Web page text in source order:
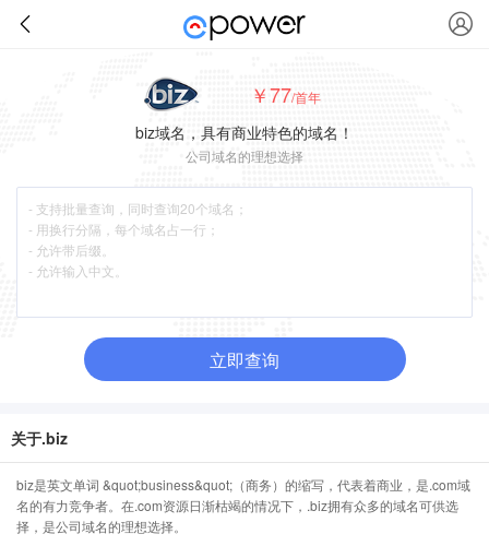
￥77/首年
biz域名，具有商业特色的域名！
公司域名的理想选择
立即查询
关于.biz
biz是英文单词 &quot;business&quot;（商务）的缩写，代表着商业，是.com域
名的有力竞争者。在.com资源日渐枯竭的情况下，.biz拥有众多的域名可供选
择，是公司域名的理想选择。